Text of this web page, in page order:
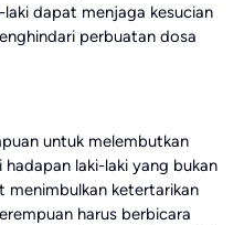
dapat menjaga kesucian
perbuatan dosa
untuk melembutkan
laki-laki yang bukan
menimbulkan ketertarikan
harus berbicara